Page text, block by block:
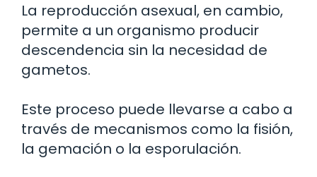
La reproducción asexual, en cambio,
permite a un organismo producir
descendencia sin la necesidad de
gametos.
Este proceso puede llevarse a cabo a
través de mecanismos como la fisión,
la gemación o la esporulación.